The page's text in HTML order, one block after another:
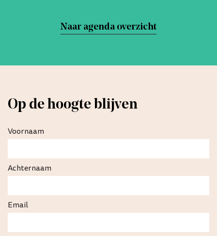
Naar agenda overzicht
Op de hoogte blijven
Voornaam
Achternaam
Email